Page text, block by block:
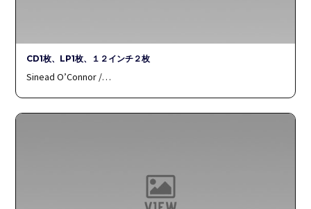
CD1枚、LP1枚、１２インチ２枚
Sinead O’Connor /…